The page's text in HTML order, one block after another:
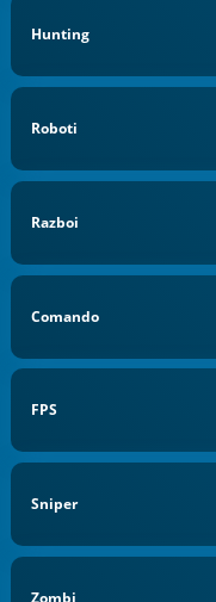
Hunting
Roboti
Razboi
Comando
FPS
Sniper
Zombi